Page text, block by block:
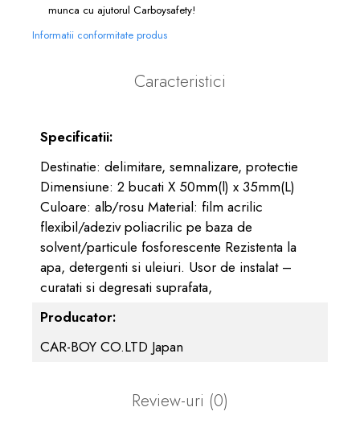
munca cu ajutorul Carboysafety!
Informatii conformitate produs
Caracteristici
Specificatii:
Destinatie: delimitare, semnalizare, protectie
Dimensiune: 2 bucati X 50mm(l) x 35mm(L)
Culoare: alb/rosu Material: film acrilic
flexibil/adeziv poliacrilic pe baza de
solvent/particule fosforescente Rezistenta la
apa, detergenti si uleiuri. Usor de instalat –
curatati si degresati suprafata,
Producator:
CAR-BOY CO.LTD Japan
Review-uri (0)